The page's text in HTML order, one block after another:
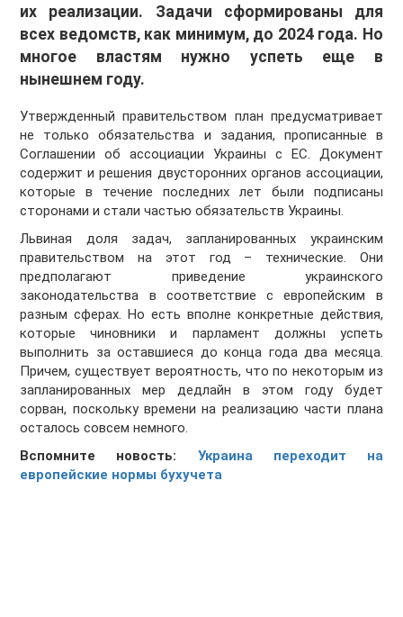
их реализации. Задачи сформированы для
всех ведомств, как минимум, до 2024 года. Но
многое властям нужно успеть еще в
нынешнем году.
Утвержденный правительством план предусматривает
не только обязательства и задания, прописанные в
Соглашении об ассоциации Украины с ЕС. Документ
содержит и решения двусторонних органов ассоциации,
которые в течение последних лет были подписаны
сторонами и стали частью обязательств Украины.
Львиная доля задач, запланированных украинским
правительством на этот год – технические. Они
предполагают приведение украинского
законодательства в соответствие с европейским в
разным сферах. Но есть вполне конкретные действия,
которые чиновники и парламент должны успеть
выполнить за оставшиеся до конца года два месяца.
Причем, существует вероятность, что по некоторым из
запланированных мер дедлайн в этом году будет
сорван, поскольку времени на реализацию части плана
осталось совсем немного.
Вспомните новость: Украина переходит на
европейские нормы бухучета